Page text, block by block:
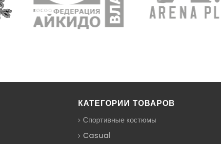
КАТЕГОРИИ ТОВАРОВ
Спортивные костюмы
Casual